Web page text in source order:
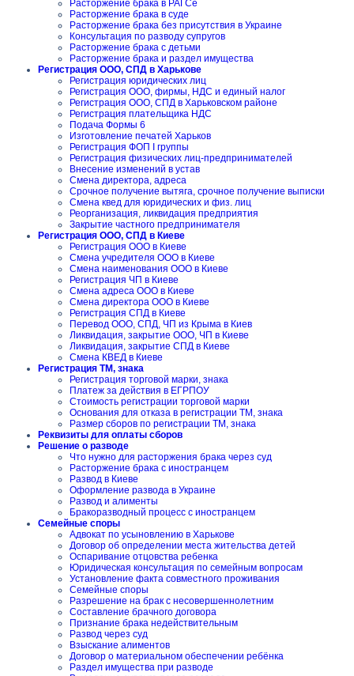
Расторжение брака в РАГСе
Расторжение брака в суде
Расторжение брака без присутствия в Украине
Консультация по разводу супругов
Расторжение брака с детьми
Расторжение брака и раздел имущества
Регистрация ООО, СПД в Харькове
Регистрация юридических лиц
Регистрация ООО, фирмы, НДС и единый налог
Регистрация ООО, СПД в Харьковском районе
Регистрация плательщика НДС
Подача Формы 6
Изготовление печатей Харьков
Регистрация ФОП I группы
Регистрация физических лиц-предпринимателей
Внесение изменений в устав
Смена директора, адреса
Срочное получение вытяга, срочное получение выписки
Смена квед для юридических и физ. лиц
Реорганизация, ликвидация предприятия
Закрытие частного предпринимателя
Регистрация ООО, СПД в Киеве
Регистрация ООО в Киеве
Смена учредителя ООО в Киеве
Смена наименования ООО в Киеве
Регистрация ЧП в Киеве
Смена адреса ООО в Киеве
Смена директора ООО в Киеве
Регистрация СПД в Киеве
Перевод ООО, СПД, ЧП из Крыма в Киев
Ликвидация, закрытие ООО, ЧП в Киеве
Ликвидация, закрытие СПД в Киеве
Смена КВЕД в Киеве
Регистрация ТМ, знака
Регистрация торговой марки, знака
Платеж за действия в ЕГРПОУ
Стоимость регистрации торговой марки
Основания для отказа в регистрации ТМ, знака
Размер сборов по регистрации ТМ, знака
Реквизиты для оплаты сборов
Решение о разводе
Что нужно для расторжения брака через суд
Расторжение брака с иностранцем
Развод в Киеве
Оформление развода в Украине
Развод и алименты
Бракоразводный процесс с иностранцем
Семейные споры
Адвокат по усыновлению в Харькове
Договор об определении места жительства детей
Оспаривание отцовства ребенка
Юридическая консультация по семейным вопросам
Установление факта совместного проживания
Семейные споры
Разрешение на брак с несовершеннолетним
Составление брачного договора
Признание брака недействительным
Развод через суд
Взыскание алиментов
Договор о материальном обеспечении ребёнка
Раздел имущества при разводе